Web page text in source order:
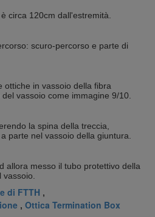
circa 120cm dall'estremità.
scuro-percorso e parte di
ottiche in vassoio della fibra
vassoio come immagine 9/10.
la spina della treccia,
parte nel vassoio della giuntura.
allora messo il tubo protettivo della
di FTTH ,
, Ottica Termination Box